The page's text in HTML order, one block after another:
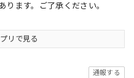
ります。ご了承ください。
リで見る
通報する